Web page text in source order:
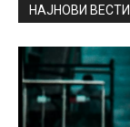
НAЈНОВИ ВЕСТИ